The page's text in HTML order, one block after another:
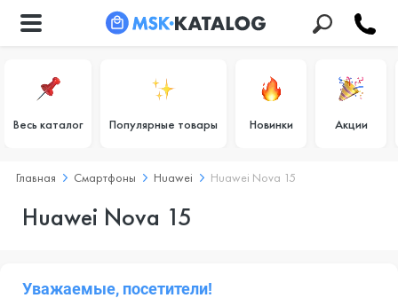
Весь каталог Популярные товары Новинки Акции
Главная Смартфоны Huawei Huawei Nova 15
Huawei Nova 15
Уважаемые, посетители!